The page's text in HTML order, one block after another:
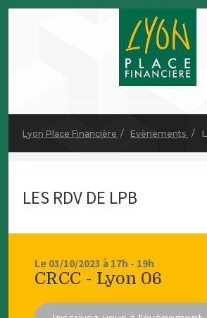
Lyon Place Financière Evènements
LES RDV DE LPB
Le 03/10/2023 à 17h - 19h
CRCC - Lyon 06